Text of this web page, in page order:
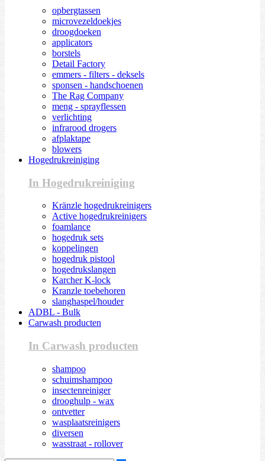
opbergtassen
microvezeldoekjes
droogdoeken
applicators
borstels
Detail Factory
emmers - filters - deksels
sponsen - handschoenen
The Rag Company
meng - sprayflessen
verlichting
infrarood drogers
afplaktape
blowers
Hogedrukreiniging
In Hogedrukreiniging
Kränzle hogedrukreinigers
Active hogedrukreinigers
foamlance
hogedruk sets
koppelingen
hogedruk pistool
hogedrukslangen
Karcher K-lock
Kranzle toebehoren
slanghaspel/houder
ADBL - Bulk
Carwash producten
In Carwash producten
shampoo
schuimshampoo
insectenreiniger
drooghulp - wax
ontvetter
wasplaatsreinigers
diversen
wasstraat - rollover